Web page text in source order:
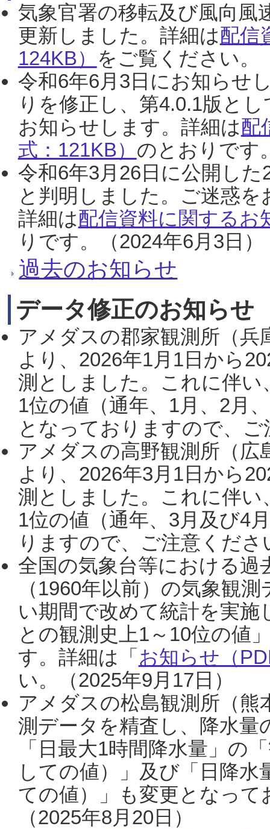
気象官署の移転及び風向風
更新しました。詳細は配信
124KB） をご覧ください。
令和6年6月3日にお知らせ
りを修正し、第4.0.1版と
お知らせします。詳細は配
式：121KB） のとおりです
令和6年3月26日に公開し
と判明しました。ご迷惑
詳細は配信資料に関するお
りです。（2024年6月3日）
過去のお知らせ
データ修正のお知らせ
アメダスの郡家観測所（
より、2026年1月1日から
測としました。これに伴い
1位の値（通年、1月、2月
となっておりますので、
アメダスの高野観測所（
より、2026年3月1日から
測としました。これに伴い
1位の値（通年、3月及び4
りますので、ご注意くだ
全国の気象台等における過
（1960年以前）の気象観
い期間で改めて統計を実
との観測史上1～10位の値
す。詳細は「 お知らせ（
い。（2025年9月17日）
アメダスの松島観測所（熊
測データを精査し、降水
「日最大1時間降水量」の
しての値）」及び「日降
ての値）」も変更となっ
（2025年8月20日）